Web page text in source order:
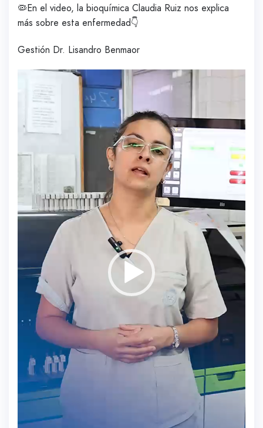
🦠En el video, la bioquímica Claudia Ruiz nos explica
más sobre esta enfermedad👇
Gestión Dr. Lisandro Benmaor
Reproductor
vídeo